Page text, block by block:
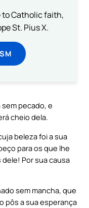
to Catholic faith,
St. Pius X.
pecado, e
cheio dela.
beleza foi a sua
para os que lhe
Por sua causa
sem mancha, que
pôs a sua esperança